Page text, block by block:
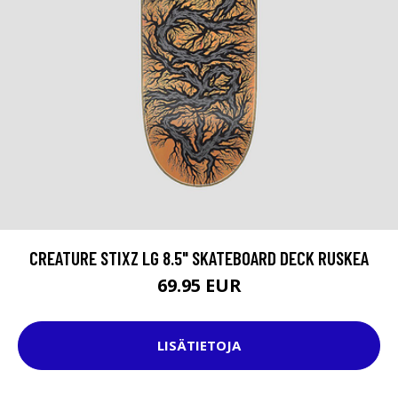
CREATURE STIXZ LG 8.5" SKATEBOARD DECK RUSKEA
69.95 EUR
LISÄTIETOJA